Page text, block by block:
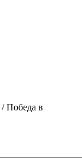
/ Победа в